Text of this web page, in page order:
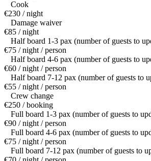
Cook
€230 / night
Damage waiver
€85 / night
Half board 1-3 pax (number of guests to
€75 / night / person
Half board 4-6 pax (number of guests to
€60 / night / person
Half board 7-12 pax (number of guests to
€55 / night / person
Crew change
€250 / booking
Full board 1-3 pax (number of guests to
€90 / night / person
Full board 4-6 pax (number of guests to
€75 / night / person
Full board 7-12 pax (number of guests to